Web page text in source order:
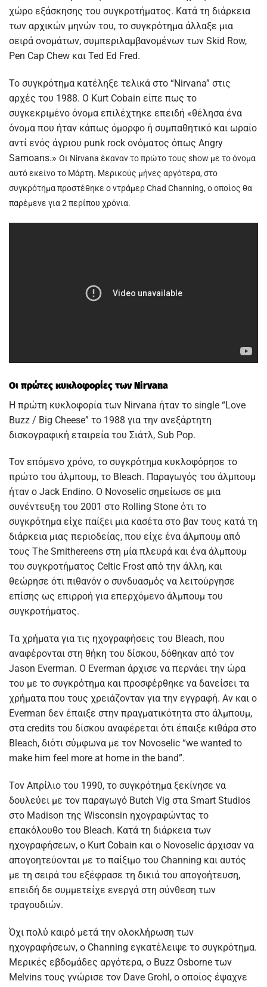
χώρο εξάσκησης του συγκροτήματος. Κατά τη διάρκεια
των αρχικών μηνών του, το συγκρότημα άλλαξε μια
σειρά ονομάτων, συμπεριλαμβανομένων των Skid Row,
Pen Cap Chew και Ted Ed Fred.
Το συγκρότημα κατέληξε τελικά στο “Nirvana” στις
αρχές του 1988. Ο Kurt Cobain είπε πως το
συγκεκριμένο όνομα επιλέχτηκε επειδή «θέλησα ένα
όνομα που ήταν κάπως όμορφο ή συμπαθητικό και ωραίο
αντί ενός άγριου punk rock ονόματος όπως Angry
Samoans.» Οι Nirvana έκαναν το πρώτο τους show με το όνομα
αυτό εκείνο το Μάρτη. Μερικούς μήνες αργότερα, στο
συγκρότημα προστέθηκε ο ντράμερ Chad Channing, ο οποίος θα
παρέμενε για 2 περίπου χρόνια.
Οι πρώτες κυκλοφορίες των Nirvana
Η πρώτη κυκλοφορία των Nirvana ήταν το single “Love
Buzz / Big Cheese” το 1988 για την ανεξάρτητη
δισκογραφική εταιρεία του Σιάτλ, Sub Pop.
Τον επόμενο χρόνο, το συγκρότημα κυκλοφόρησε το
πρώτο του άλμπουμ, το Bleach. Παραγωγός του άλμπουμ
ήταν ο Jack Endino. Ο Novoselic σημείωσε σε μια
συνέντευξη του 2001 στο Rolling Stone ότι το
συγκρότημα είχε παίξει μια κασέτα στο βαν τους κατά τη
διάρκεια μιας περιοδείας, που είχε ένα άλμπουμ από
τους The Smithereens στη μία πλευρά και ένα άλμπουμ
του συγκροτήματος Celtic Frost από την άλλη, και
θεώρησε ότι πιθανόν ο συνδυασμός να λειτούργησε
επίσης ως επιρροή για επερχόμενο άλμπουμ του
συγκροτήματος.
Τα χρήματα για τις ηχογραφήσεις του Bleach, που
αναφέρονται στη θήκη του δίσκου, δόθηκαν από τον
Jason Everman. Ο Everman άρχισε να περνάει την ώρα
του με το συγκρότημα και προσφέρθηκε να δανείσει τα
χρήματα που τους χρειάζονταν για την εγγραφή. Αν και ο
Everman δεν έπαιξε στην πραγματικότητα στο άλμπουμ,
στα credits του δίσκου αναφέρεται ότι έπαιξε κιθάρα στο
Bleach, διότι σύμφωνα με τον Novoselic “we wanted to
make him feel more at home in the band”.
Τον Απρίλιο του 1990, το συγκρότημα ξεκίνησε να
δουλεύει με τον παραγωγό Butch Vig στα Smart Studios
στο Madison της Wisconsin ηχογραφώντας το
επακόλουθο του Bleach. Κατά τη διάρκεια των
ηχογραφήσεων, ο Kurt Cobain και ο Novoselic άρχισαν να
απογοητεύονται με το παίξιμο του Channing και αυτός
με τη σειρά του εξέφρασε τη δικιά του απογοήτευση,
επειδή δε συμμετείχε ενεργά στη σύνθεση των
τραγουδιών.
Όχι πολύ καιρό μετά την ολοκλήρωση των
ηχογραφήσεων, ο Channing εγκατέλειψε το συγκρότημα.
Μερικές εβδομάδες αργότερα, ο Buzz Osborne των
Melvins τους γνώρισε τον Dave Grohl, ο οποίος έψαχνε